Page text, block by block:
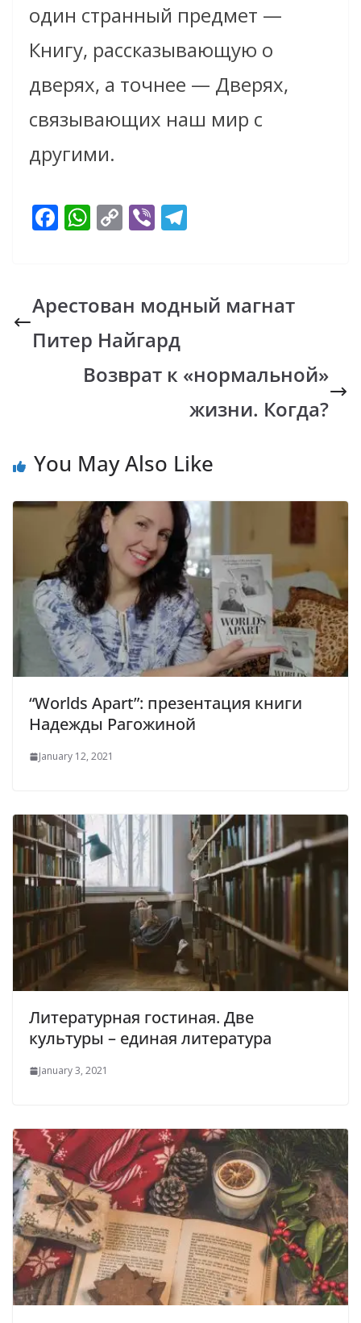
один странный предмет —
Книгу, рассказывающую о
дверях, а точнее — Дверях,
связывающих наш мир с
другими.
F
b
o
o
W
s
A
p
p
C
y
Li
n
k
Vi
gr
a
Арестован модный магнат
Питер Найгард
Возврат к «нормальной»
жизни. Когда?
You May Also Like
“Worlds Apart”: презентация книги
Надежды Рагожиной
January 12, 2021
Литературная гостиная. Две
культуры – единая литература
January 3, 2021